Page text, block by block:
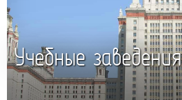
Учебные заведения